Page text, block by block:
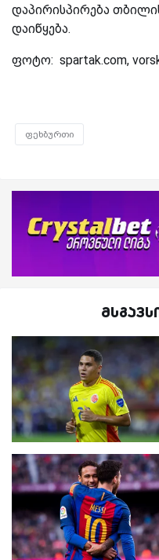
დაპირისპირება
დაიწყება.
ფოტო: spartak.com,
ფეხბურთი